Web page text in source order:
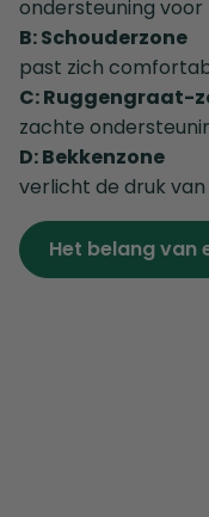
ondersteuning voor
B: Schouderzone
past zich
C: Ruggengraat-
zachte
D: Bekkenzone
verlicht de druk
Het belang van